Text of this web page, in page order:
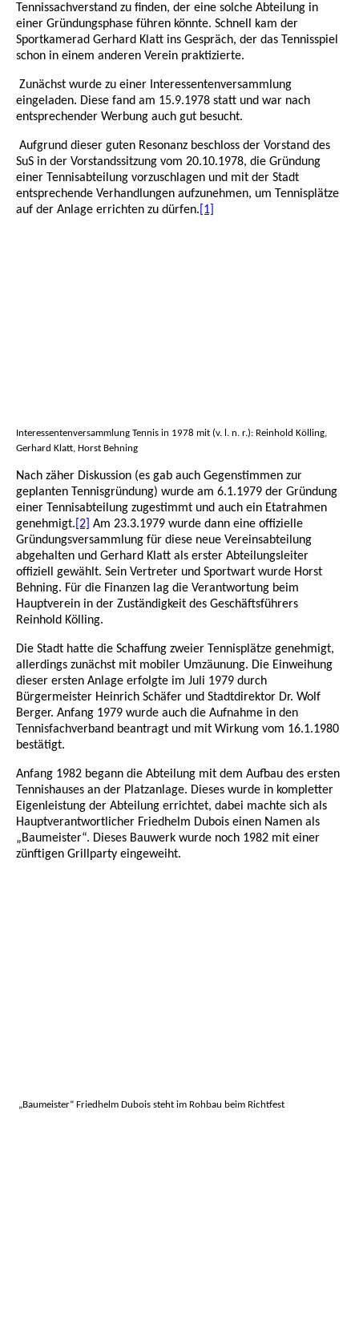
Tennissachverstand zu finden, der eine solche Abteilung in
einer Gründungsphase führen könnte. Schnell kam der
Sportkamerad Gerhard Klatt ins Gespräch, der das Tennisspiel
schon in einem anderen Verein praktizierte.
Zunächst wurde zu einer Interessentenversammlung
eingeladen. Diese fand am 15.9.1978 statt und war nach
entsprechender Werbung auch gut besucht.
Aufgrund dieser guten Resonanz beschloss der Vorstand des
SuS in der Vorstandssitzung vom 20.10.1978, die Gründung
einer Tennisabteilung vorzuschlagen und mit der Stadt
entsprechende Verhandlungen aufzunehmen, um Tennisplätze
auf der Anlage errichten zu dürfen. [1]
Interessentenversammlung Tennis in 1978 mit (v. l. n. r.): Reinhold Kölling,
Gerhard Klatt, Horst Behning
Nach zäher Diskussion (es gab auch Gegenstimmen zur
geplanten Tennisgründung) wurde am 6.1.1979 der Gründung
einer Tennisabteilung zugestimmt und auch ein Etatrahmen
genehmigt. [2] Am 23.3.1979 wurde dann eine offizielle
Gründungsversammlung für diese neue Vereinsabteilung
abgehalten und Gerhard Klatt als erster Abteilungsleiter
offiziell gewählt. Sein Vertreter und Sportwart wurde Horst
Behning. Für die Finanzen lag die Verantwortung beim
Hauptverein in der Zuständigkeit des Geschäftsführers
Reinhold Kölling.
Die Stadt hatte die Schaffung zweier Tennisplätze genehmigt,
allerdings zunächst mit mobiler Umzäunung. Die Einweihung
dieser ersten Anlage erfolgte im Juli 1979 durch
Bürgermeister Heinrich Schäfer und Stadtdirektor Dr. Wolf
Berger. Anfang 1979 wurde auch die Aufnahme in den
Tennisfachverband beantragt und mit Wirkung vom 16.1.1980
bestätigt.
Anfang 1982 begann die Abteilung mit dem Aufbau des ersten
Tennishauses an der Platzanlage. Dieses wurde in kompletter
Eigenleistung der Abteilung errichtet, dabei machte sich als
Hauptverantwortlicher Friedhelm Dubois einen Namen als
„Baumeister“. Dieses Bauwerk wurde noch 1982 mit einer
zünftigen Grillparty eingeweiht.
„Baumeister“ Friedhelm Dubois steht im Rohbau beim Richtfest